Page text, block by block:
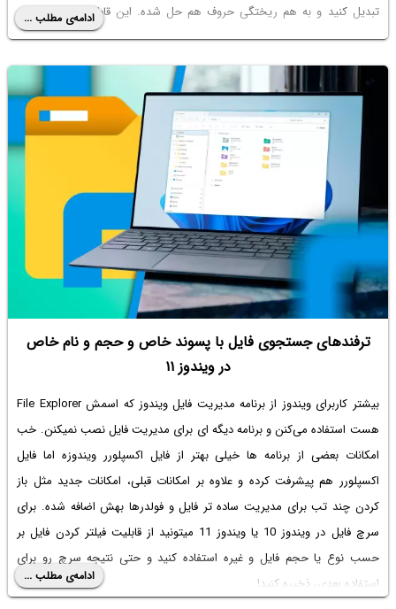
تبدیل کنید و به هم ریختگی حروف هم حل شده. این قابلیت کاربرد زیادی
داره، مثلاً اگه حدف تبدیل PDF به متن فارسی بدون به هم ریختگی باشه،
میتونید از صفحات و بخشای موردنظر تو فایل PDF بگیرید، عکسا رو به متن
فارسی تبدیل کنید و یه فایل پی دی اف جدید درست کنید.
در ادامه روشتبدیل عکس به متن فارسی رایگانبدون نصب هیچ برنامه
اضافی توی ویندوز ۱۱ رو توضیح میدیم. با ساده‌گو و یه آموزش مفید و کاربردی
دیگه همراه باشید.
ادامه‌ی مطلب ...
ترفندهای جستجوی فایل با پسوند خاص و حجم و نام خاص
در ویندوز ۱۱
بیشتر کاربرای ویندوز از برنامه مدیریت فایل ویندوز که اسمش File Explorer
هست استفاده می‌کنن و برنامه دیگه ای برای مدیریت فایل نصب نمیکنن. خب
امکانات بعضی از برنامه ها خیلی بهتر از فایل اکسپلورر ویندوزه اما فایل
اکسپلورر هم پیشرفت کرده و علاوه بر امکانات قبلی، امکانات جدید مثل باز
کردن چند تب برای مدیریت ساده تر فایل و فولدرها بهش اضافه شده. برای
سرچ فایل در ویندوز 10 یا ویندوز 11 میتونید از قابلیت فیلتر کردن فایل بر
حسب نوع یا حجم فایل و غیره استفاده کنید و حتی نتیجه سرچ رو برای
استفاده بعدی، ذخیره کنید!
ادامه‌ی مطلب ...